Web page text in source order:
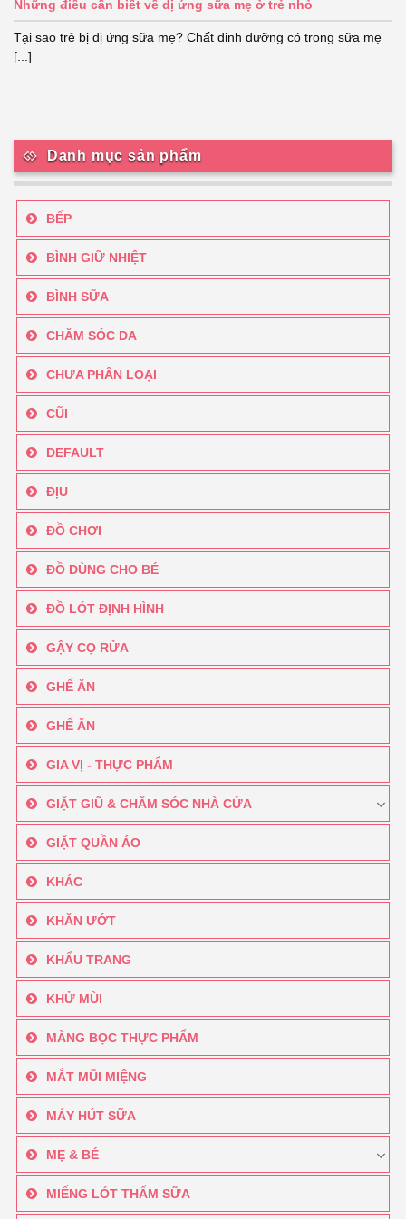
Danh mục sản phẩm
BẾP
BÌNH GIỮ NHIỆT
BÌNH SỮA
CHĂM SÓC DA
CHƯA PHÂN LOẠI
CŨI
DEFAULT
ĐỊU
ĐỒ CHƠI
ĐỒ DÙNG CHO BÉ
ĐỒ LÓT ĐỊNH HÌNH
GẬY CỌ RỬA
GHẾ ĂN
GHẾ ĂN
GIA VỊ - THỰC PHẨM
GIẶT GIŨ & CHĂM SÓC NHÀ CỬA
GIẶT QUẦN ÁO
KHÁC
KHĂN ƯỚT
KHẨU TRANG
KHỬ MÙI
MÀNG BỌC THỰC PHẨM
MẮT MŨI MIỆNG
MÁY HÚT SỮA
MẸ & BÉ
MIẾNG LÓT THẤM SỮA
Những điều cần biết về dị ứng sữa mẹ ở trẻ nhỏ
Tại sao trẻ bị dị ứng sữa mẹ? Chất dinh dưỡng có trong sữa mẹ
[...]